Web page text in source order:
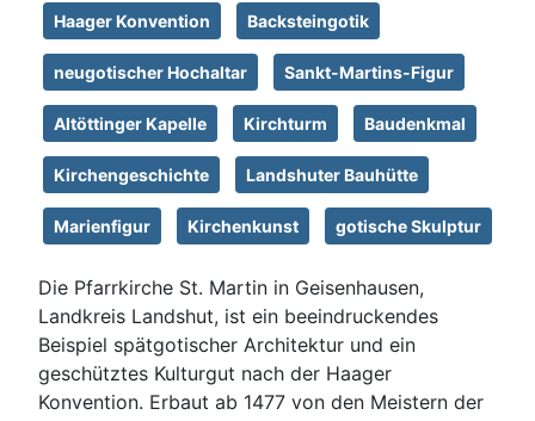
Haager Konvention Backsteingotik
neugotischer Hochaltar Sankt-Martins-Figur
Altöttinger Kapelle Kirchturm Baudenkmal
Kirchengeschichte Landshuter Bauhütte
Marienfigur Kirchenkunst gotische Skulptur
Die Pfarrkirche St. Martin in Geisenhausen,
Landkreis Landshut, ist ein beeindruckendes
Beispiel spätgotischer Architektur und ein
geschütztes Kulturgut nach der Haager
Konvention. Erbaut ab 1477 von den Meistern der